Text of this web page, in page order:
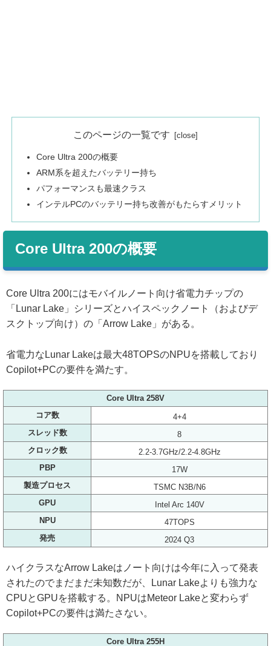
このページの一覧です
Core Ultra 200の概要
ARM系を超えたバッテリー持ち
パフォーマンスも最速クラス
インテルPCのバッテリー持ち改善がもたらすメリット
Core Ultra 200の概要
Core Ultra 200にはモバイルノート向け省電力チップの
「Lunar Lake」シリーズとハイスペックノート（およびデ
スクトップ向け）の「Arrow Lake」がある。
省電力なLunar Lakeは最大48TOPSのNPUを搭載しており
Copilot+PCの要件を満たす。
Core Ultra 258V
コア数
4+4
スレッド数
8
クロック数
2.2-3.7GHz/2.2-4.8GHz
PBP
17W
製造プロセス
TSMC N3B/N6
GPU
Intel Arc 140V
NPU
47TOPS
発売
2024 Q3
ハイクラスなArrow Lakeはノート向けは今年に入って発表
されたのでまだまだ未知数だが、Lunar Lakeよりも強力な
CPUとGPUを搭載する。NPUはMeteor Lakeと変わらず
Copilot+PCの要件は満たさない。
Core Ultra 255H